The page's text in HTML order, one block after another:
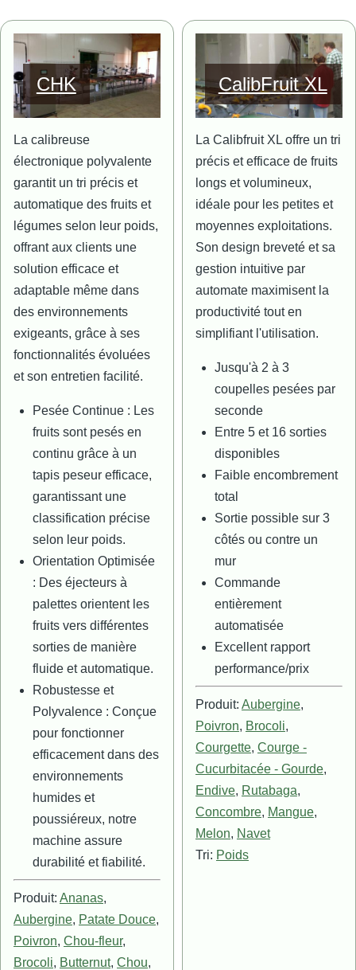
Image
CHK
La calibreuse
électronique polyvalente
garantit un tri précis et
automatique des fruits et
légumes selon leur poids,
offrant aux clients une
solution efficace et
adaptable même dans
des environnements
exigeants, grâce à ses
fonctionnalités évoluées
et son entretien facilité.
Pesée Continue : Les
fruits sont pesés en
continu grâce à un
tapis peseur efficace,
garantissant une
classification précise
selon leur poids.
Orientation Optimisée
: Des éjecteurs à
palettes orientent les
fruits vers différentes
sorties de manière
fluide et automatique.
Robustesse et
Polyvalence : Conçue
pour fonctionner
efficacement dans des
environnements
humides et
poussiéreux, notre
machine assure
durabilité et fiabilité.
Produit: Ananas,
Aubergine, Patate Douce,
Poivron, Chou-fleur,
Brocoli, Butternut, Chou,
Image
CalibFruit XL
La Calibfruit XL offre un tri
précis et efficace de fruits
longs et volumineux,
idéale pour les petites et
moyennes exploitations.
Son design breveté et sa
gestion intuitive par
automate maximisent la
productivité tout en
simplifiant l'utilisation.
Jusqu'à 2 à 3
coupelles pesées par
seconde
Entre 5 et 16 sorties
disponibles
Faible encombrement
total
Sortie possible sur 3
côtés ou contre un
mur
Commande
entièrement
automatisée
Excellent rapport
performance/prix
Produit: Aubergine,
Poivron, Brocoli,
Courgette, Courge -
Cucurbitacée - Gourde,
Endive, Rutabaga,
Concombre, Mangue,
Melon, Navet
Tri: Poids